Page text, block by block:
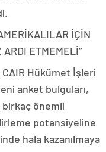
İÇİN
ETMEMELİ”
Hükümet İşleri
anket bulguları,
birkaç önemli
potansiyeline
hala kazanılmaya